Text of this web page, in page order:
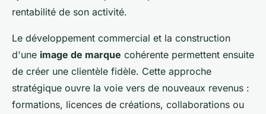
rentabilité de son activité.
Le développement commercial et la construction
d'une image de marque cohérente permettent ensuite
de créer une clientèle fidèle. Cette approche
stratégique ouvre la voie vers de nouveaux revenus :
formations, licences de créations, collaborations ou